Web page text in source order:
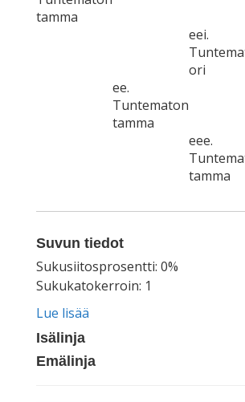
tamma
ee.
Tuntematon
tamma
eei.
ori
eee.
tamma
Suvun tiedot
Sukusiitosprosentti: 0%
Sukukatokerroin: 1
Lue lisää
Isälinja
Emälinja